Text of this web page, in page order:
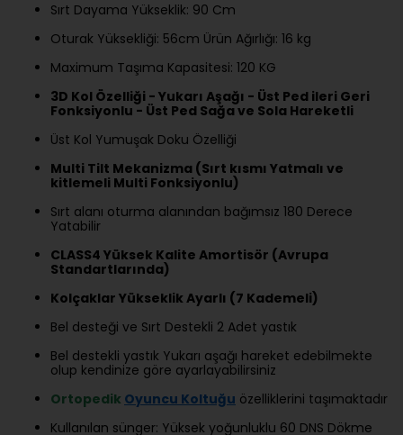
Sırt Dayama Yükseklik: 90 Cm
Oturak Yüksekliği: 56cm Ürün Ağırlığı: 16 kg
Maximum Taşıma Kapasitesi: 120 KG
3D Kol Özelliği - Yukarı Aşağı - Üst Ped ileri Geri
Fonksiyonlu - Üst Ped Sağa ve Sola Hareketli
Üst Kol Yumuşak Doku Özelliği
Multi Tilt Mekanizma (Sırt kısmı Yatmalı ve
kitlemeli Multi Fonksiyonlu)
Sırt alanı oturma alanından bağımsız 180 Derece
Yatabilir
CLASS4 Yüksek Kalite Amortisör (Avrupa
Standartlarında)
Kolçaklar Yükseklik Ayarlı (7 Kademeli)
Bel desteği ve Sırt Destekli 2 Adet yastık
Bel destekli yastık Yukarı aşağı hareket edebilmekte
olup kendinize göre ayarlayabilirsiniz
Ortopedik Oyuncu Koltuğu özelliklerini taşımaktadır
Kullanılan sünger: Yüksek yoğunluklu 60 DNS Dökme